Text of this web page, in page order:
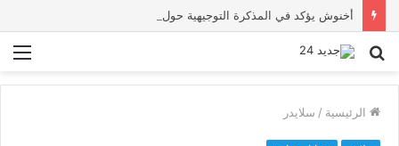
بحث
الرئيسية / سلايدر